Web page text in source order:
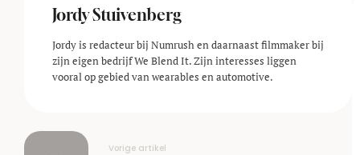
Jordy Stuivenberg
Jordy is redacteur bij Numrush en daarnaast filmmaker bij
zijn eigen bedrijf We Blend It. Zijn interesses liggen
vooral op gebied van wearables en automotive.
Vorige artikel